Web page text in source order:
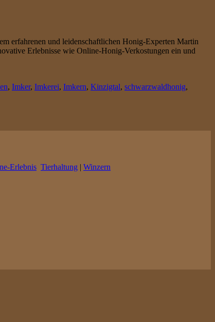
erfahrenen und leidenschaftlichen Honig-Experten Martin
Erlebnisse wie Online-Honig-Verkostungen ein und
, Imker, Imkerei, Imkern, Kinzigtal, schwarzwaldhonig,
Erlebnis Tierhaltung | Winzern